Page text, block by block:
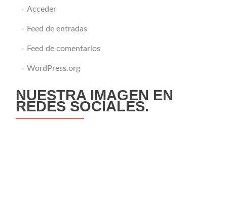
Acceder
Feed de entradas
Feed de comentarios
WordPress.org
NUESTRA IMAGEN EN
REDES SOCIALES.